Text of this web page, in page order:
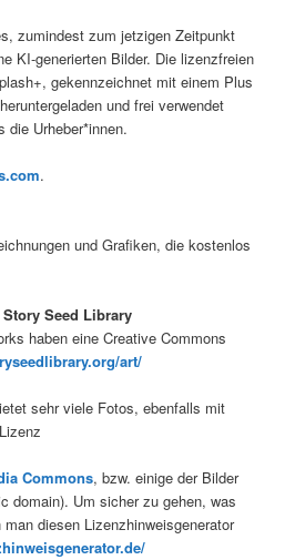
zumindest zum jetzigen Zeitpunkt
KI-generierten Bilder. Die lizenzfreien
gekennzeichnet mit einem Plus
und frei verwendet
die Urheber*innen.
.
und Grafiken, die kostenlos
Seed Library
haben eine Creative Commons
art/
sehr viele Fotos, ebenfalls mit
Commons, bzw. einige der Bilder
domain). Um sicher zu gehen, was
diesen Lizenzhinweisgenerator